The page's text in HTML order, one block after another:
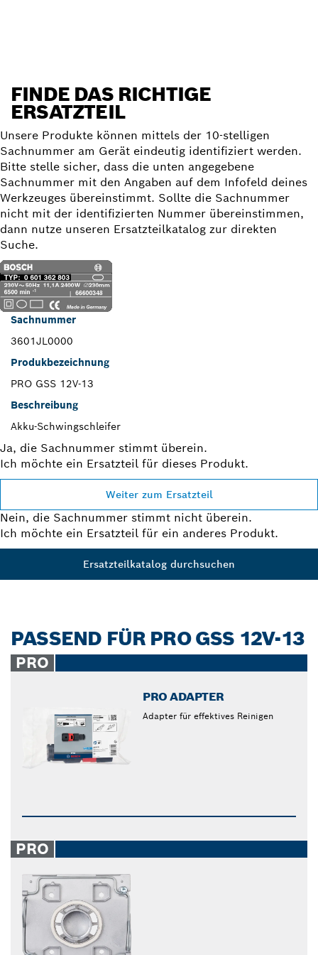
FINDE DAS RICHTIGE
ERSATZTEIL
Unsere Produkte können mittels der 10-stelligen
Sachnummer am Gerät eindeutig identifiziert werden.
Bitte stelle sicher, dass die unten angegebene
Sachnummer mit den Angaben auf dem Infofeld deines
Werkzeuges übereinstimmt. Sollte die Sachnummer
nicht mit der identifizierten Nummer übereinstimmen,
dann nutze unseren Ersatzteilkatalog zur direkten
Suche.
Sachnummer
3601JL0000
Produkbezeichnung
PRO GSS 12V-13
Beschreibung
Akku-Schwingschleifer
Ja, die Sachnummer stimmt überein.
Ich möchte ein Ersatzteil für dieses Produkt.
Weiter zum Ersatzteil
Nein, die Sachnummer stimmt nicht überein.
Ich möchte ein Ersatzteil für ein anderes Produkt.
Ersatzteilkatalog durchsuchen
PASSEND FÜR PRO GSS 12V-13
PRO
PRO ADAPTER
Adapter für effektives Reinigen
PRO